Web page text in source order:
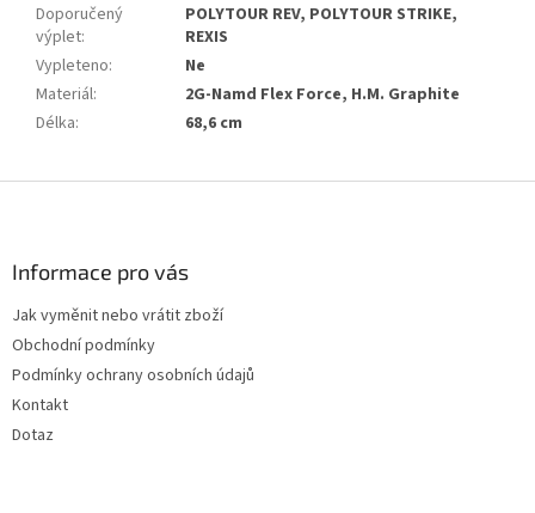
Doporučený
výplet:
POLYTOUR REV, POLYTOUR STRIKE,
REXIS
Vypleteno:
Ne
Materiál:
2G-Namd Flex Force, H.M. Graphite
Délka: 68,6 cm
Informace pro vás
Jak vyměnit nebo vrátit zboží
Obchodní podmínky
Podmínky ochrany osobních údajů
Kontakt
Dotaz